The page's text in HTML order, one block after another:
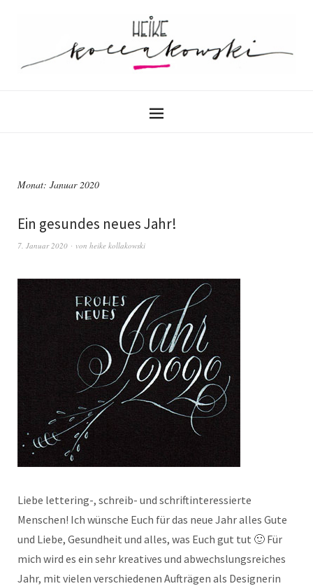
Monat: Januar 2020
Ein gesundes neues Jahr!
7. Januar 2020 von heike kollakowski
Liebe lettering-, schreib- und schriftinteressierte
Menschen! Ich wünsche Euch für das neue Jahr alles Gute
und Liebe, Gesundheit und alles, was Euch gut tut 🙂 Für
mich wird es ein sehr kreatives und abwechslungsreiches
Jahr, mit vielen verschiedenen Aufträgen als Designerin